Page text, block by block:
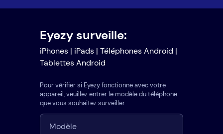
Eyezy surveille:
iPhones | iPads | Téléphones Android |
Tablettes Android
Pour vérifier si Eyezy fonctionne avec votre
appareil, veuillez entrer le modèle du téléphone
que vous souhaitez surveiller